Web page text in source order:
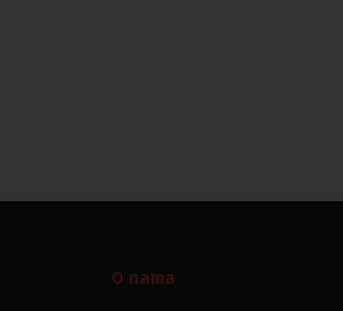
O nama